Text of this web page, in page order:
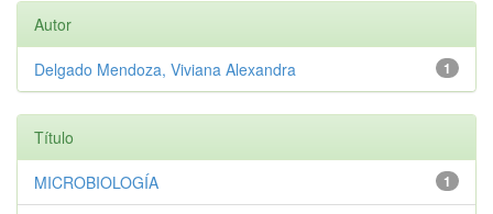
Autor
1
Delgado Mendoza, Viviana Alexandra
Título
1
MICROBIOLOGÍA